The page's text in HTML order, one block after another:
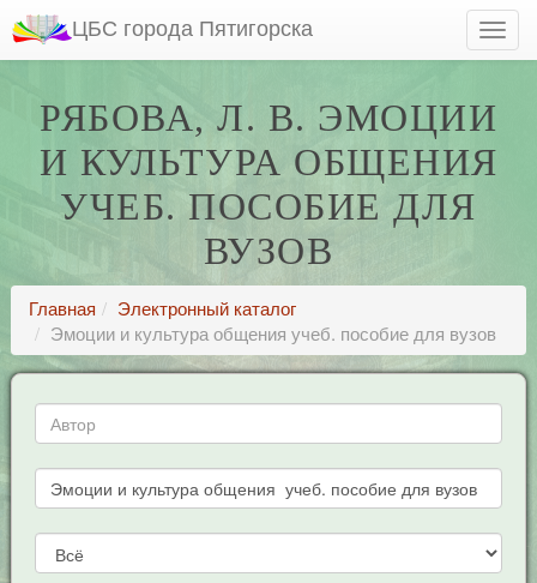
ЦБС города Пятигорска
РЯБОВА, Л. В. ЭМОЦИИ
И КУЛЬТУРА ОБЩЕНИЯ
УЧЕБ. ПОСОБИЕ ДЛЯ
ВУЗОВ
Главная
Электронный каталог
Эмоции и культура общения учеб. пособие для вузов